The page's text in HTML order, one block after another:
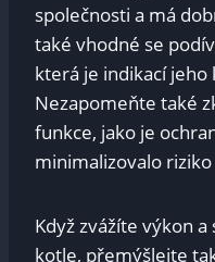
společnosti a má
také vhodné se
která je indikací
Nezapomeňte také
funkce, jako je
minimalizovalo
Když zvážíte výkon
kotle, přemýšlejte